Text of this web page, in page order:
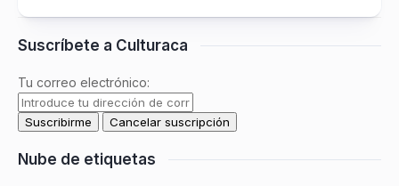
Suscríbete a Culturaca
Tu correo electrónico:
Nube de etiquetas